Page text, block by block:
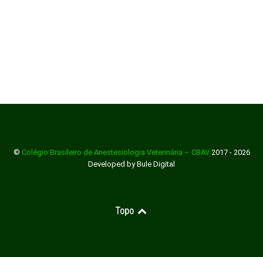
© Colégio Brasileiro de Anestesiologia Veterinária – CBAV 2017 - 2026
Developed by Bule Digital
Topo